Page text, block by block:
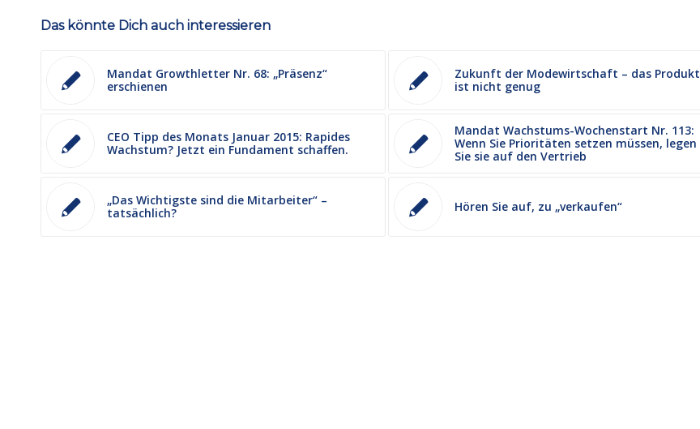
Das könnte Dich auch interessieren
Mandat Growthletter Nr. 68: „Präsenz“
erschienen
Zukunft der Modewirtschaft – das Produkt
ist nicht genug
CEO Tipp des Monats Januar 2015: Rapides
Wachstum? Jetzt ein Fundament schaffen.
Mandat Wachstums-Wochenstart Nr. 113:
Wenn Sie Prioritäten setzen müssen, legen
Sie sie auf den Vertrieb
„Das Wichtigste sind die Mitarbeiter“ –
tatsächlich?
Hören Sie auf, zu „verkaufen“